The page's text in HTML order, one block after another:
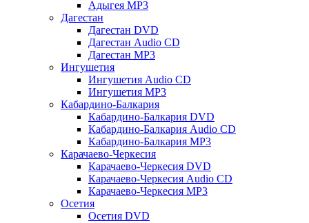
Адыгея MP3
Дагестан
Дагестан DVD
Дагестан Audio CD
Дагестан MP3
Ингушетия
Ингушетия Audio CD
Ингушетия MP3
Кабардино-Балкария
Кабардино-Балкария DVD
Кабардино-Балкария Audio CD
Кабардино-Балкария MP3
Карачаево-Черкесия
Карачаево-Черкесия DVD
Карачаево-Черкесия Audio CD
Карачаево-Черкесия MP3
Осетия
Осетия DVD